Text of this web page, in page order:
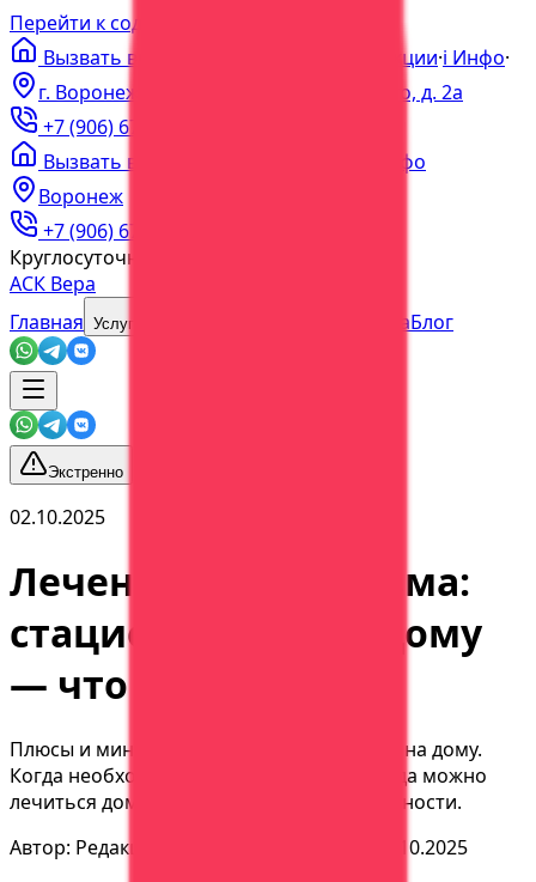
Перейти к содержимому
Вызвать врача на дом
Акции·ℹ️ Инфо·
г. Воронеж, пер. Богдана Хмельницкого, д. 2а
+7 (906) 679-60-00
Вызвать врача
Инфо
Воронеж
+7 (906) 679-60-00
Круглосуточно
АСК Вера
Главная Услуги Наша командаБлог
Экстренно
02.10.2025
Лечение алкоголизма:
стационар или на дому
— что выбрать
Плюсы и минусы лечения в стационаре и на дому.
Когда необходима госпитализация, а когда можно
лечиться дома. Сравнение цен, эффективности.
Автор: Редакция АСК Вера 02.10.2025